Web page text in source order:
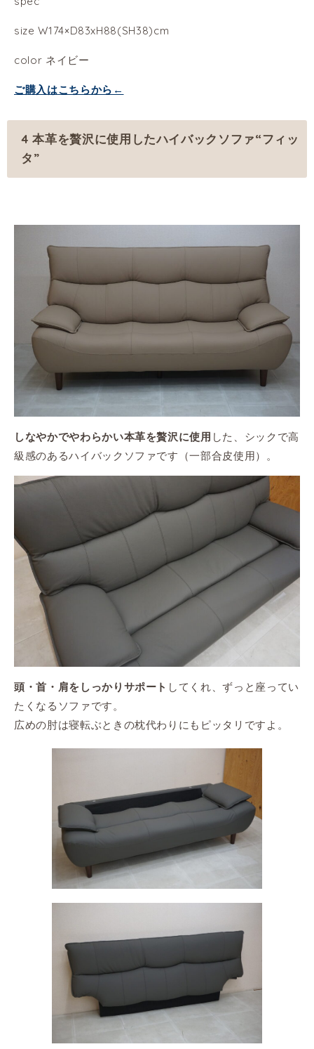
size W174×D83xH88(SH38)cm
color ネイビー
ご購入はこちらから←
4 本革を贅沢に使用したハイバックソファ“フィッ
タ”
しなやかでやわらかい本革を贅沢に使用 した、シックで高
級感のあるハイバックソファです（一部合皮使用）。
頭・首・肩をしっかりサポート してくれ、ずっと座ってい
たくなるソファです。
広めの肘は寝転ぶときの枕代わりにもピッタリですよ。